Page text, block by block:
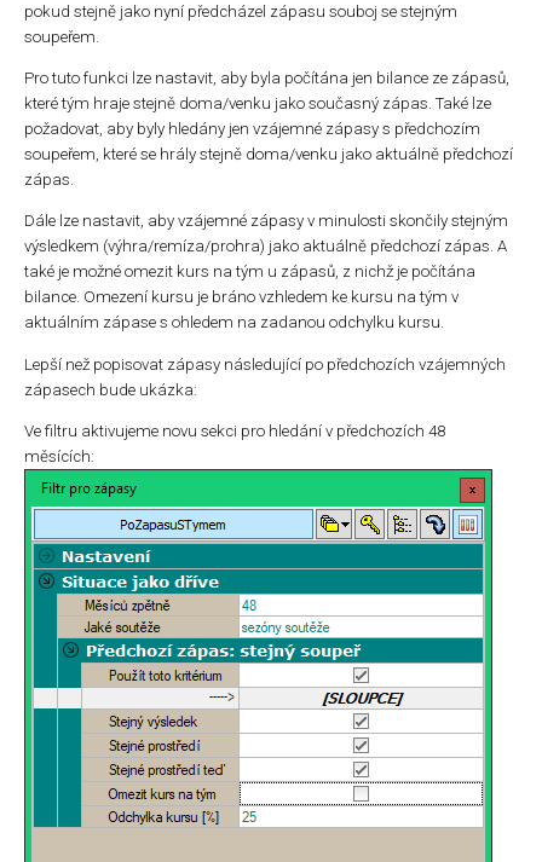
pokud stejně jako nyní předcházel zápasu souboj se stejným
soupeřem.
Pro tuto funkci lze nastavit, aby byla počítána jen bilance ze zápasů,
které tým hraje stejně doma/venku jako současný zápas. Také lze
požadovat, aby byly hledány jen vzájemné zápasy s předchozím
soupeřem, které se hrály stejně doma/venku jako aktuálně předchozí
zápas.
Dále lze nastavit, aby vzájemné zápasy v minulosti skončily stejným
výsledkem (výhra/remíza/prohra) jako aktuálně předchozí zápas. A
také je možné omezit kurs na tým u zápasů, z nichž je počítána
bilance. Omezení kursu je bráno vzhledem ke kursu na tým v
aktuálním zápase s ohledem na zadanou odchylku kursu.
Lepší než popisovat zápasy následující po předchozích vzájemných
zápasech bude ukázka:
Ve filtru aktivujeme novu sekci pro hledání v předchozích 48
měsících: